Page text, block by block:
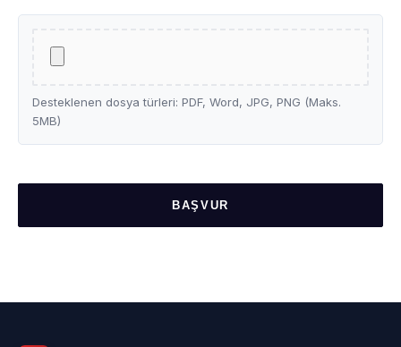
Desteklenen dosya türleri: PDF, Word, JPG, PNG (Maks.
5MB)
BAŞVUR